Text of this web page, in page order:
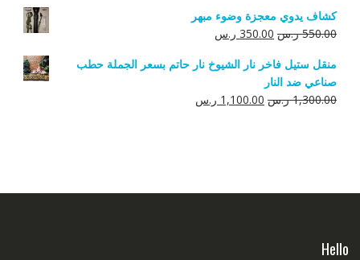
هو:
680.00 ر.س.
هو:
500.00 ر.س.
كشاف يدوي معجزة وضوء مبهر
550.00 ر.س السعر
هو:
550.00 ر.س.
350.00 ر.سالسعر
هو:
منقل ستيل فاخر نار الشيوخ نار حاتم بسعر الجملة حطب
صناعي ضد النار
1,300.00 ر.س السعر
1,100.00 ر.سالسعر
Hello